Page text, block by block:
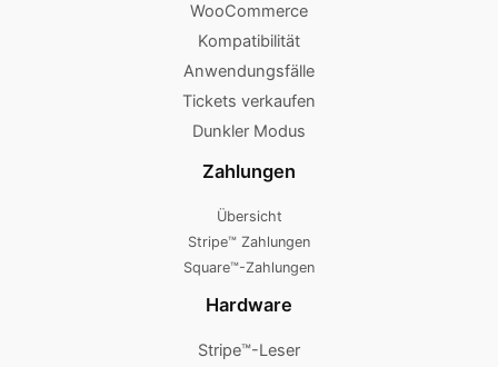
WooCommerce
Kompatibilität
Anwendungsfälle
Tickets verkaufen
Dunkler Modus
Zahlungen
Übersicht
Stripe™ Zahlungen
Square™-Zahlungen
Hardware
Stripe™-Leser